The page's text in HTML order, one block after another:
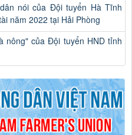
nói của Đội tuyển Hà Tĩnh
năm 2022 tại Hải Phòng
nông" của Đội tuyển HND tỉnh